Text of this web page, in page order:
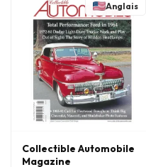
Anglais
Collectible Automobile
Magazine